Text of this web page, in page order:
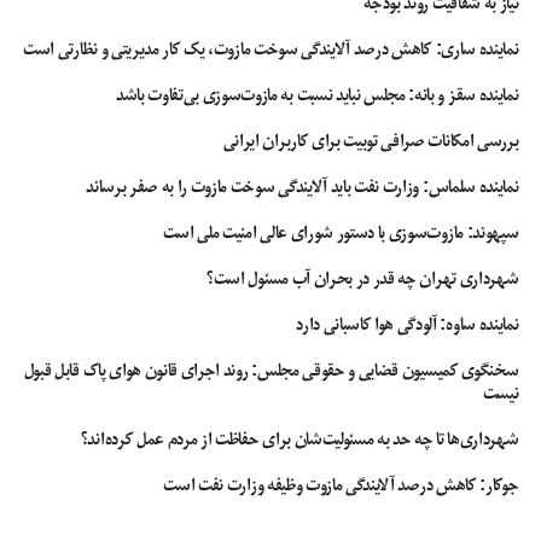
نماینده ساری: کاهش درصد آلایندگی سوخت مازوت، یک کار مدیریتی و نظارتی است
نماینده سقز و بانه: مجلس نباید نسبت به مازوت‌سوزی بی‌تفاوت باشد
بررسی امکانات صرافی توبیت برای کاربران ایرانی
نماینده سلماس: وزارت نفت باید آلایندگی سوخت مازوت را به صفر برساند
سپهوند:‌ مازوت‌سوزی با دستور شورای عالی امنیت ملی است
شهرداری تهران چه قدر در بحران آب مسئول است؟
نماینده ساوه: آلودگی هوا کاسبانی دارد
سخنگوی کمیسیون قضایی و حقوقی مجلس: روند اجرای قانون هوای پاک قابل قبول
نیست
شهرداری‌ها تا چه حد به مسئولیت‌شان برای حفاظت از مردم عمل کرده‌اند؟
جوکار: کاهش درصد آلایندگی مازوت وظیفه وزارت نفت است